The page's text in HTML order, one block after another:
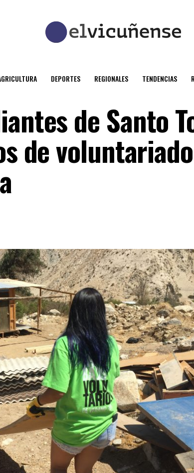
DEPORTES REGIONALES TENDENCIAS
de Santo
de